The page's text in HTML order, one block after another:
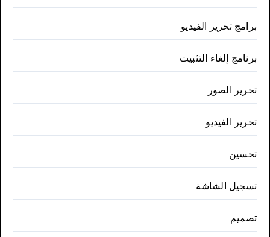
برامج تحرير الفيديو
برنامج إلغاء التثبيت
تحرير الصور
تحرير الفيديو
تحسين
تسجيل الشاشة
تصميم